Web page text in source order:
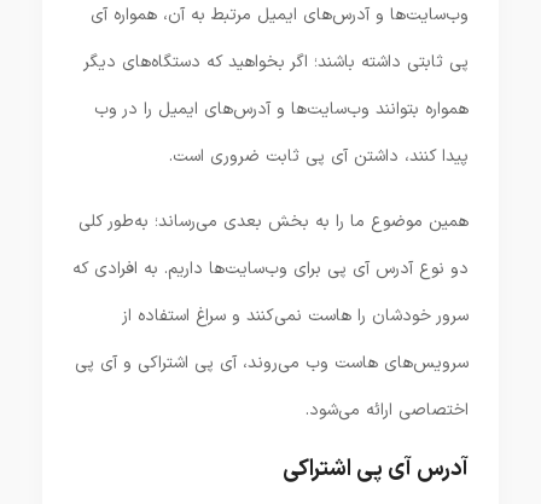
وب‌سایت‌ها و آدرس‌های ایمیل مرتبط‌ به آن، همواره آی
پی ثابتی داشته باشند؛ اگر بخواهید که دستگاه‌های دیگر
همواره بتوانند وب‌سایت‌ها و آدرس‌های ایمیل را در وب
پیدا کنند، داشتن آی پی ثابت ضروری است.
همین موضوع ما را به بخش بعدی می‌رساند؛ به‌طور کلی
دو نوع آدرس آی پی برای وب‌سایت‌ها داریم. به افرادی که
سرور خودشان را هاست نمی‌کنند و سراغ استفاده از
سرویس‌های هاست وب می‌روند، آی پی اشتراکی و آی پی
اختصاصی ارائه می‌شود.
آدرس آی پی اشتراکی